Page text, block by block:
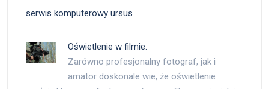
serwis komputerowy ursus
Oświetlenie w filmie.
Zarówno profesjonalny fotograf, jak i
amator doskonale wie, że oświetlenie